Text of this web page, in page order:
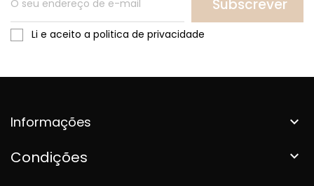
Subscrever
Li e aceito a politica de privacidade
Informações 
Condições 